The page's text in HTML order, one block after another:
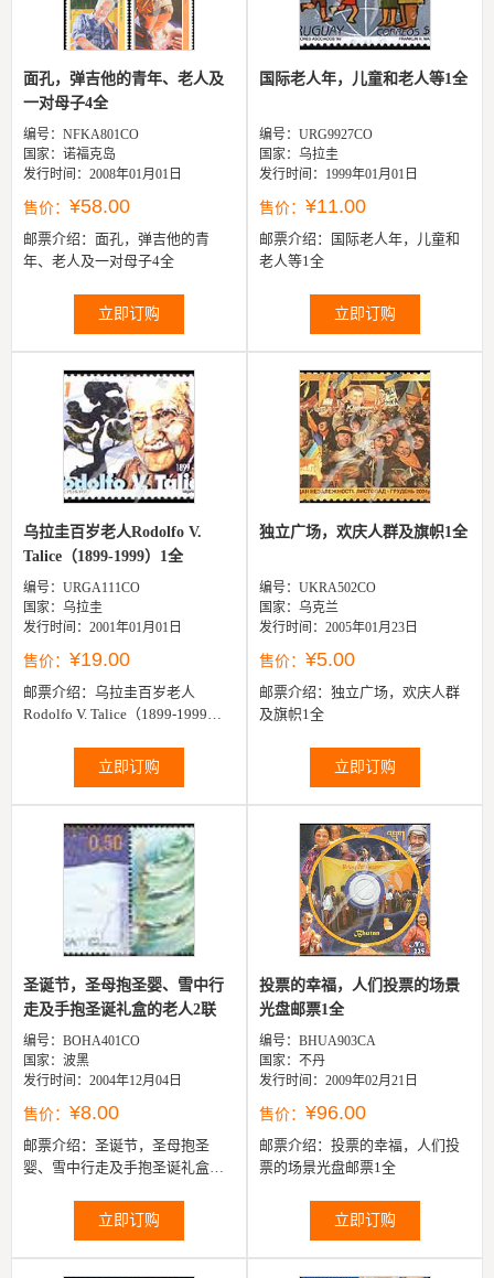
面孔，弹吉他的青年、老人及
一对母子4全
编号：NFKA801CO
国家：诺福克岛
发行时间：2008年01月01日
售价： ¥58.00
邮票介绍： 面孔，弹吉他的青
年、老人及一对母子4全
立即订购
国际老人年，儿童和老人等1全
编号：URG9927CO
国家：乌拉圭
发行时间：1999年01月01日
售价： ¥11.00
邮票介绍：
国际老人年，儿童和
老人等1全
立即订购
乌拉圭百岁老人Rodolfo V.
Talice（1899-1999）1全
编号：URGA111CO
国家：乌拉圭
发行时间：2001年01月01日
售价： ¥19.00
邮票介绍： 乌拉圭百岁老人
Rodolfo V. Talice（1899-1999）1
立即订购
独立广场，欢庆人群及旗帜1全
编号：UKRA502CO
国家：乌克兰
发行时间：2005年01月23日
售价： ¥5.00
邮票介绍： 独立广场，欢庆人群
及旗帜1全
立即订购
圣诞节，圣母抱圣婴、雪中行
走及手抱圣诞礼盒的老人2联
编号：BOHA401CO
国家：波黑
发行时间：2004年12月04日
售价： ¥8.00
邮票介绍： 圣诞节，圣母抱圣
婴、雪中行走及手抱圣诞礼盒的
立即订购
投票的幸福，人们投票的场景
光盘邮票1全
编号：BHUA903CA
国家：不丹
发行时间：2009年02月21日
售价： ¥96.00
邮票介绍： 投票的幸福，人们投
票的场景光盘邮票1全
立即订购